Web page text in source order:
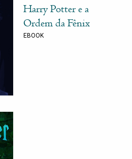
Harry Potter e a
Ordem da Fênix
EBOOK